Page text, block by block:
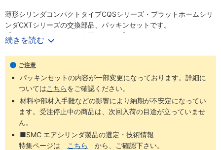
薄形シリンダコンパクトタイプCQSシリーズ・プラットホームシリ
ンダCXTシリーズの交換部品、パッキンセットです。
【カタログはこちらをご参照ください】
P.90～95 薄形シリンダ コンパクトタイプ
P.173 プラットホームシリンダ
続きを読む
ご注意
パッキンセットの内容が一部変更になっております。詳細に
ついてはこちらをご確認ください。
材料や部材入手難などの影響により納期が不安定になってい
ます。受注停止中の商品は、次回入荷の目途が立っていませ
ん。
■SMC エアシリンダ製品の選定・技術情報
特集ページは
こちら から、ご確認下さい。